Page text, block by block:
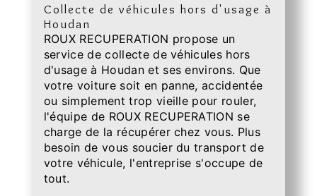
Collecte de véhicules hors d'usage à
Houdan
ROUX RECUPERATION propose un
service de collecte de véhicules hors
d'usage à Houdan et ses environs. Que
votre voiture soit en panne, accidentée
ou simplement trop vieille pour rouler,
l'équipe de ROUX RECUPERATION se
charge de la récupérer chez vous. Plus
besoin de vous soucier du transport de
votre véhicule, l'entreprise s'occupe de
tout.